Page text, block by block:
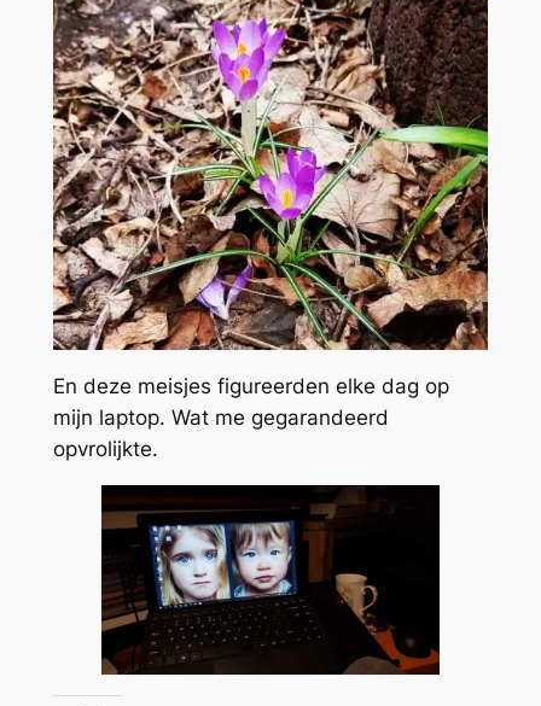
En deze meisjes figureerden elke dag op
mijn laptop. Wat me gegarandeerd
opvrolijkte.